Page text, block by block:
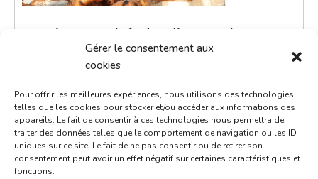
Gérer le consentement aux
cookies
Pour offrir les meilleures expériences, nous utilisons des technologies
telles que les cookies pour stocker et/ou accéder aux informations des
appareils. Le fait de consentir à ces technologies nous permettra de
traiter des données telles que le comportement de navigation ou les ID
uniques sur ce site. Le fait de ne pas consentir ou de retirer son
consentement peut avoir un effet négatif sur certaines caractéristiques et
fonctions.
Petit marché du dimanche
27 juin 2027
Place de la République
Marchés
Le petit marché du dimanche est un moment de